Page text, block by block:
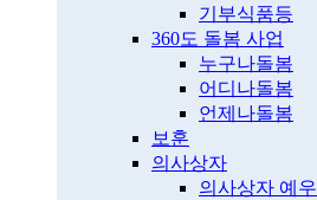
기부식품등
360도 돌봄 사업
누구나돌봄
어디나돌봄
언제나돌봄
보훈
의사상자
의사상자 예우